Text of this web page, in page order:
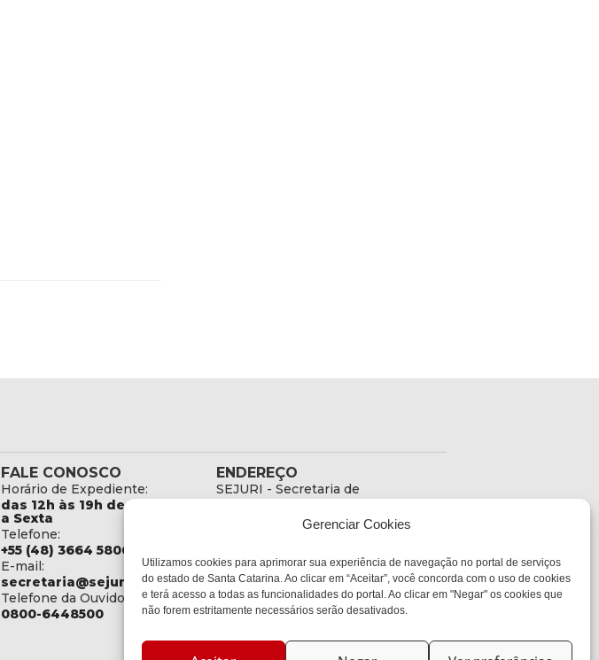
Gerenciar Cookies
Utilizamos cookies para aprimorar sua experiência de navegação no portal de serviços
do estado de Santa Catarina. Ao clicar em “Aceitar”, você concorda com o uso de cookies
e terá acesso a todas as funcionalidades do portal. Ao clicar em "Negar" os cookies que
não forem estritamente necessários serão desativados.
FALE CONOSCO
Horário de Expediente:
das 12h às 19h de Segunda
a Sexta
Telefone:
+55 (48) 3664 5806
E-mail:
secretaria@sejuri.sc.gov.br
Telefone da Ouvidoria:
0800-6448500
ENDEREÇO
SEJURI - Secretaria de
Reintegração Social
Rua Fúlvio Aducci, 1214 -
Loja 06
Bairro:
Estreito - Florianópolis -
SC
88075-000